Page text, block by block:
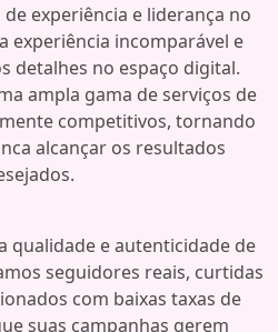
experiência e liderança no
experiência incomparável e
detalhes no espaço digital.
ampla gama de serviços de
competitivos, tornando
alcançar os resultados
qualidade e autenticidade de
seguidores reais, curtidas
com baixas taxas de
suas campanhas gerem